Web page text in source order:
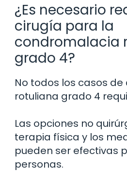
¿Es necesario
cirugía para la
condromalacia
grado 4?
No todos los casos
rotuliana grado 4
Las opciones no
terapia física y los
pueden ser efectivas
personas.